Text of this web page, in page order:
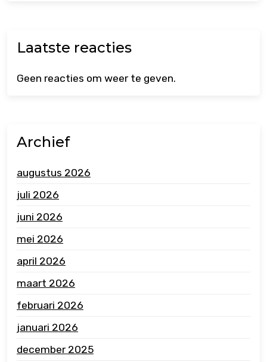
Laatste reacties
Geen reacties om weer te geven.
Archief
augustus 2026
juli 2026
juni 2026
mei 2026
april 2026
maart 2026
februari 2026
januari 2026
december 2025